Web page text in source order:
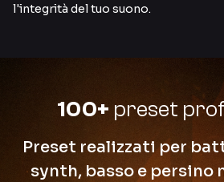
l'integrità del tuo suono.
100+ preset
Preset realizzati per
synth, basso e persino